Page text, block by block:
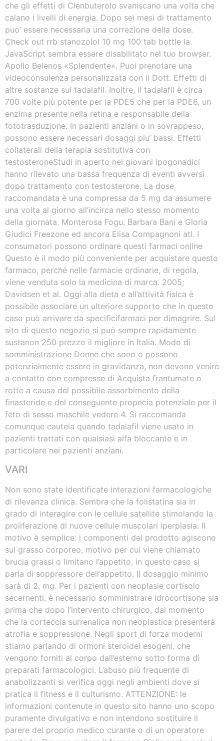
che gli effetti di Clenbuterolo svaniscano una volta che
calano i livelli di energia. Dopo sei mesi di trattamento
puo’ essere necessaria una correzione della dose.
Check out rrb stanozolol 10 mg 100 tab bottle la.
JavaScript sembra essere disabilitato nel tuo browser.
Apollo Belenos «Splendente». Puoi prenotare una
videoconsulenza personalizzata con il Dott. Effetti di
altre sostanze sul tadalafil. Inoltre, il tadalafil è circa
700 volte più potente per la PDE5 che per la PDE6, un
enzima presente nella retina e responsabile della
fototrasduzione. In pazienti anziani o in sovrappeso,
possono essere necessari dosaggi piu’ bassi. Effetti
collaterali della terapia sostitutiva con
testosteroneStudi in aperto nei giovani ipogonadici
hanno rilevato una bassa frequenza di eventi avversi
dopo trattamento con testosterone. La dose
raccomandata è una compressa da 5 mg da assumere
una volta al giorno all’incirca nello stesso momento
della giornata. Monterosa Fogu, Barbara Bani e Gloria
Giudici Freezone ed ancora Elisa Compagnoni atl. I
consumatori possono ordinare questi farmaci online
Questo è il modo più conveniente per acquistare questo
farmaco, perché nelle farmacie ordinarie, di regola,
viene venduta solo la medicina di marca. 2005;
Davidsen et al. Oggi alla dieta e all’attività fisica è
possibile associare un ulteriore supporto che in questo
caso può arrivare da specificifarmaci per dimagrire. Sul
sito di questo negozio si può sempre rapidamente
sustanon 250 prezzo il migliore in Italia. Modo di
somministrazione Donne che sono o possono
potenzialmente essere in gravidanza, non devono venire
a contatto con compresse di Acquista frantumate o
rotte a causa del possibile assorbimento della
finasteride e del conseguente propecia potenziale per il
feto di sesso maschile vedere 4. Si raccomanda
comunque cautela quando tadalafil viene usato in
pazienti trattati con qualsiasi alfa bloccante e in
particolare nei pazienti anziani.
VARI
Non sono state identificate interazioni farmacologiche
di rilevanza clinica. Sembra che la folistatina sia in
grado di interagire con le cellule satellite stimolando la
proliferazione di nuove cellule muscolari iperplasia. Il
motivo è semplice: i componenti del prodotto agiscono
sul grasso corporeo, motivo per cui viene chiamato
brucia grassi o limitano l’appetito, in questo caso si
parla di soppressore dell’appetito. Il dosaggio minimo
sarà di 2, mg. Per i pazienti con neoplasie cortisolo
secernenti, è necessario somministrare idrocortisone sia
prima che dopo l’intervento chirurgico, dal momento
che la corteccia surrenalica non neoplastica presenterà
atrofia e soppressione. Negli sport di forza moderni
stiamo parlando di ormoni steroidei esogeni, che
vengono forniti al corpo dall’esterno sotto forma di
preparati farmacologici. L’abuso più frequente di
anabolizzanti si verifica oggi negli ambienti dove si
pratica il fitness e il culturismo. ATTENZIONE: le
informazioni contenute in questo sito hanno uno scopo
puramente divulgativo e non intendono sostituire il
parere del proprio medico curante o di un operatore